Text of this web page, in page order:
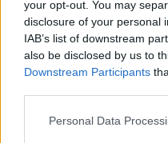
your opt-out. You may
disclosure of your personal
IAB’s list of downstream
also be disclosed by us to
Downstream Participants
Personal Data
Shtuarmë19.05.2026
Tags:
Kurbin ,